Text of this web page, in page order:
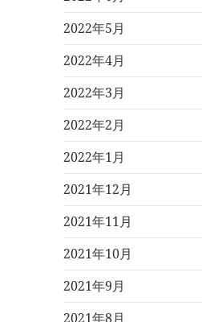
2022年5月
2022年4月
2022年3月
2022年2月
2022年1月
2021年12月
2021年11月
2021年10月
2021年9月
2021年8月